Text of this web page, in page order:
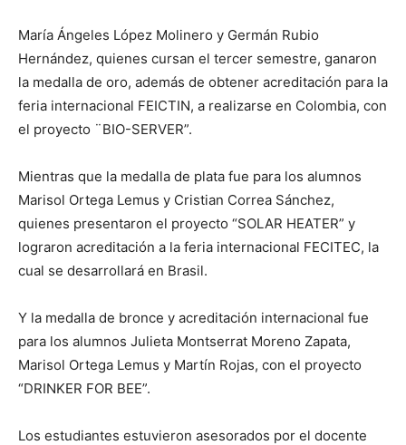
María Ángeles López Molinero y Germán Rubio
Hernández, quienes cursan el tercer semestre, ganaron
la medalla de oro, además de obtener acreditación para la
feria internacional FEICTIN, a realizarse en Colombia, con
el proyecto ¨BIO-SERVER”.
Mientras que la medalla de plata fue para los alumnos
Marisol Ortega Lemus y Cristian Correa Sánchez,
quienes presentaron el proyecto “SOLAR HEATER” y
lograron acreditación a la feria internacional FECITEC, la
cual se desarrollará en Brasil.
Y la medalla de bronce y acreditación internacional fue
para los alumnos Julieta Montserrat Moreno Zapata,
Marisol Ortega Lemus y Martín Rojas, con el proyecto
“DRINKER FOR BEE”.
Los estudiantes estuvieron asesorados por el docente